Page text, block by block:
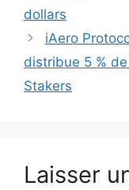
dollars
iAero
distribue 5 %
Stakers
Laisser